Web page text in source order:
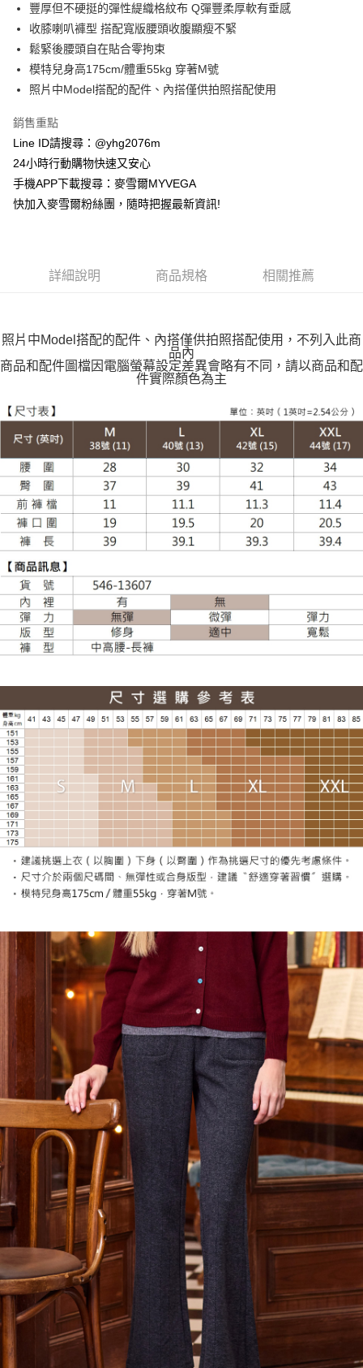
國泰世華商業銀行
兆豐國際商業銀行
臺灣中小企業銀行
台中商業銀行
匯豐（台灣）商業銀行
聯邦商業銀行
元大商業銀行
永豐商業銀行
玉山商業銀行
星展（台灣）商業銀行
台灣樂天信用卡公司
Apple Pay
街口支付
貨到付款
運送方式
全家取貨付款
每筆NT$100，滿NT$599(含以上)免運費
每筆NT$100，滿NT$988(含以上)免運費
付款後萊爾富取貨
每筆NT$100，滿NT$988(含以上)免運費
7-11取貨付款
每筆NT$100，滿NT$988(含以上)免運費
付款後7-11取貨
每筆NT$100，滿NT$988(含以上)免運費
大嘴鳥宅配通
每筆NT$100，滿NT$988(含以上)免運費
貨到付款
每筆NT$120
豐厚但不硬挺的彈性緹織格紋布 Q彈豐柔厚軟有垂感
收膝喇叭褲型 搭配寬版腰頭收腹顯瘦不緊
鬆緊後腰頭自在貼合零拘束
模特兒身高175cm/體重55kg 穿著M號
照片中Model搭配的配件、內搭僅供拍照搭配使用
銷售重點
Line ID請搜尋：@yhg2076m
24小時行動購物快速又安心
手機APP下載搜尋：麥雪爾MYVEGA
快加入麥雪爾粉絲團，隨時把握最新資訊!
詳細說明 商品規格 相關推薦
照片中Model搭配的配件、內搭僅供拍照搭配使用，不列入此商
品內
商品和配件圖檔因電腦螢幕設定差異會略有不同，請以商品和配
件實際顏色為主